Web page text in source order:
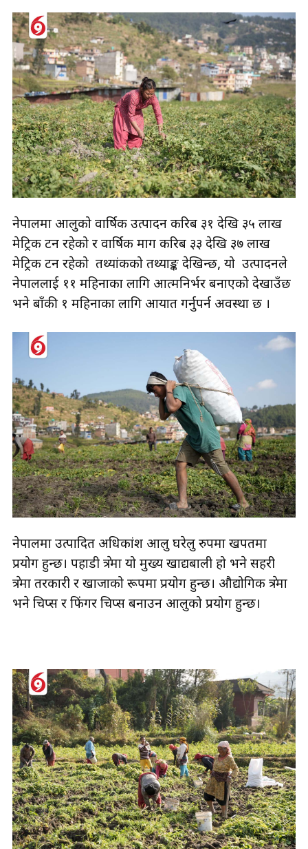
नेपालमा आलुको वार्षिक उत्पादन करिब ३१ देखि ३५ लाख
मेट्रिक टन रहेको र वार्षिक माग करिब ३३ देखि ३७ लाख
मेट्रिक टन रहेको तथ्यांकको तथ्याङ्क देखिन्छ, यो उत्पादनले
नेपाललाई ११ महिनाका लागि आत्मनिर्भर बनाएको देखाउँछ
भने बाँकी १ महिनाका लागि आयात गर्नुपर्न अवस्था छ ।
नेपालमा उत्पादित अधिकांश आलु घरेलु रुपमा खपतमा
प्रयोग हुन्छ। पहाडी क्षेत्रमा यो मुख्य खाद्यबाली हो भने सहरी
क्षेत्रमा तरकारी र खाजाको रूपमा प्रयोग हुन्छ। औद्योगिक क्षेत्रमा
भने चिप्स र फिंगर चिप्स बनाउन आलुको प्रयोग हुन्छ।